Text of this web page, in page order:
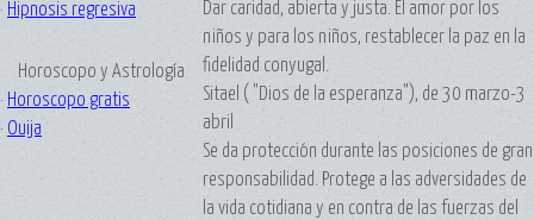
· Hipnosis regresiva
Horoscopo y Astrología
· Horoscopo gratis
· Ouija
Dar caridad, abierta y justa. El amor por los
niños y para los niños, restablecer la paz en la
fidelidad conyugal.
Sitael ( "Dios de la esperanza"), de 30 marzo-3
abril
Se da protección durante las posiciones de gran
responsabilidad. Protege a las adversidades de
la vida cotidiana y en contra de las fuerzas del